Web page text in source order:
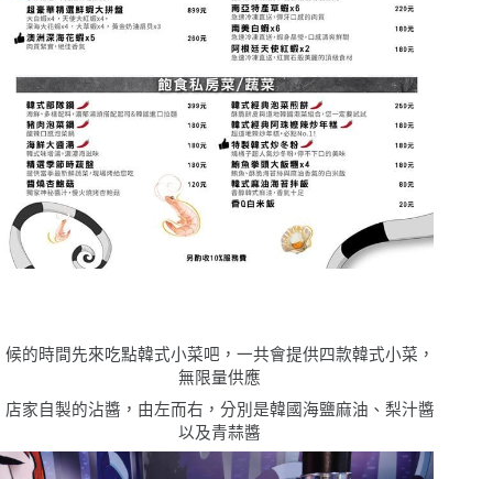
候的時間先來吃點韓式小菜吧，一共會提供四款韓式小菜，
無限量供應
店家自製的沾醬，由左而右，分別是韓國海鹽麻油、梨汁醬
以及青蒜醬